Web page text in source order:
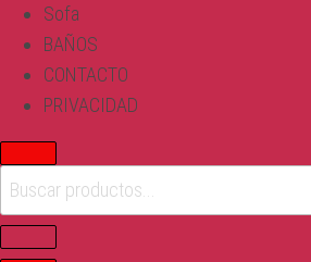
Sofa
BAÑOS
CONTACTO
PRIVACIDAD